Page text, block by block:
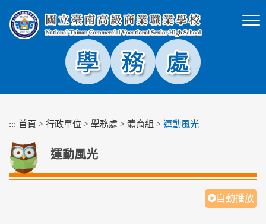
塊
::: 首頁 > 行政單位 > 學務處 > 體育組 > 運動風光
運動風光
自動播放